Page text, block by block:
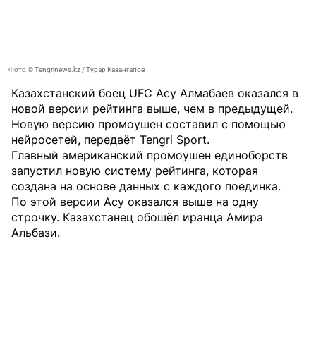
Фото © Tengrinews.kz / Турар Казангапов
Казахстанский боец UFC Асу Алмабаев оказался в
новой версии рейтинга выше, чем в предыдущей.
Новую версию промоушен составил с помощью
нейросетей, передаёт Tengri Sport.
Главный американский промоушен единоборств
запустил новую систему рейтинга, которая
создана на основе данных с каждого поединка.
По этой версии Асу оказался выше на одну
строчку. Казахстанец обошёл иранца Амира
Альбази.